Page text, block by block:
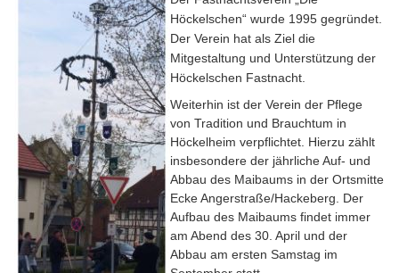
Höckelschen“ wurde 1995 gegründet.
Der Verein hat als Ziel die
Mitgestaltung und Unterstützung der
Höckelschen Fastnacht.
Weiterhin ist der Verein der Pflege
von Tradition und Brauchtum in
Höckelheim verpflichtet. Hierzu zählt
insbesondere der jährliche Auf- und
Abbau des Maibaums in der Ortsmitte
Ecke Angerstraße/Hackeberg. Der
Aufbau des Maibaums findet immer
am Abend des 30. April und der
Abbau am ersten Samstag im